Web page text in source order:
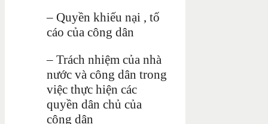
– Quyền khiếu nại , tố
cáo của công dân
– Trách nhiệm của nhà
nước và công dân trong
việc thực hiện các
quyền dân chủ của
công dân